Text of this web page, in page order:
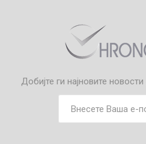
Добијте ги најновите новости